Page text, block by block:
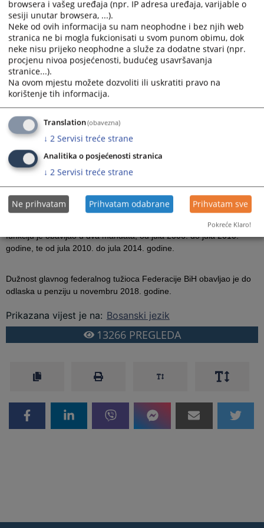
Nakon polaganja pravosudnog ispita, u januaru 1979. godine,
počinje sa radom u Opštinskom javnom tužilaštvu u Zenici, a 1982.
godine imenovan je za opštinskog javnog tužioca.
U martu 1987. godine imenovan je na dužnost pomoćnika
republičkog sekretara za pravosuđe i organizaciju uprave, gdje
ostaje sve do maja 1990. godine kada je izabran za sudiju
Vrhovnog suda Bosne i Hercegovine.
U periodu od juna 1992. godine do augusta 1994. godine obavlja
dužnost republičkog javnog tužioca.
Do 2001. godine radio je na poslovima savjetnika za pravne
poslove na Međunarodnom aeorodromu Sarajevo.
U maju 2001. godine imenovan je za zamjenika federalnog tužioca
Federacije BiH.
Za člana VSTV-a BiH imenovan je u julu 2006. godine i navedenu
funkciju je obavljao u dva mandata, od jula 2006. do jula 2010.
godine, te od jula 2010. do jula 2014. godine.
Dužnost glavnog federalnog tužioca Federacije BiH obavljao je do
odlaska u penziju u novembru 2018. godine.
Prikazana vijest je na: Bosanski jezik
13266PREGLEDA
browsera i vašeg uređaja (npr. IP adresa uređaja, varijable o
sesiji unutar browsera, ...).
Neke od ovih informacija su nam neophodne i bez njih web
stranica ne bi mogla fukcionisati u svom punom obimu, dok
neke nisu prijeko neophodne a služe za dodatne stvari (npr.
procjenu nivoa posjećenosti, budućeg usavršavanja
stranice...).
Na ovom mjestu možete dozvoliti ili uskratiti pravo na
korištenje tih informacija.
Translation(obavezna)
↓ 2 Servisi treće strane
Analitika o posjećenosti stranica
↓ 2 Servisi treće strane
Ne prihvatam Prihvatam odabrane Prihvatam sve
Pokreće Klaro!